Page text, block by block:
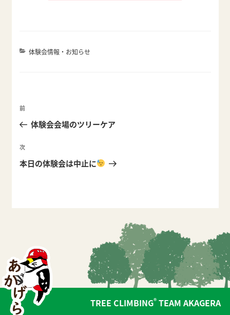
カ
体験会情報・お知らせ
投
ナ
ビ
ゲ
前
の
稿
前
体験会会場のツリーケア
次
の
次
本日の体験会は中止に
TREE CLIMBING® TEAM AKAGERA